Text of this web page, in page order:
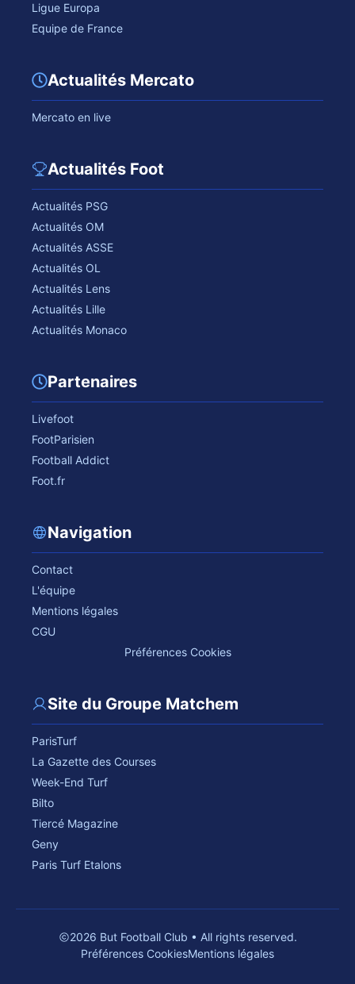
Ligue Europa
Equipe de France
Actualités Mercato
Mercato en live
Actualités Foot
Actualités PSG
Actualités OM
Actualités ASSE
Actualités OL
Actualités Lens
Actualités Lille
Actualités Monaco
Partenaires
Livefoot
FootParisien
Football Addict
Foot.fr
Navigation
Contact
L'équipe
Mentions légales
CGU
Préférences Cookies
Site du Groupe Matchem
ParisTurf
La Gazette des Courses
Week-End Turf
Bilto
Tiercé Magazine
Geny
Paris Turf Etalons
2026 But Football Club • All rights reserved.
Préférences CookiesMentions légales